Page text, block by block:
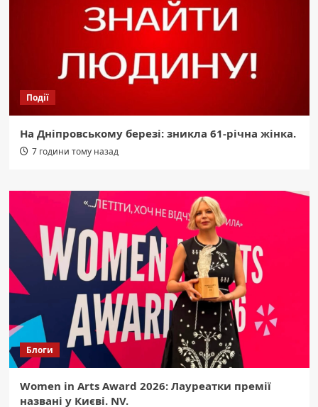
Події
На Дніпровському березі: зникла 61-річна жінка.
7 години тому назад
Блоги
Women in Arts Award 2026: Лауреатки премії
названі у Києві. NV.